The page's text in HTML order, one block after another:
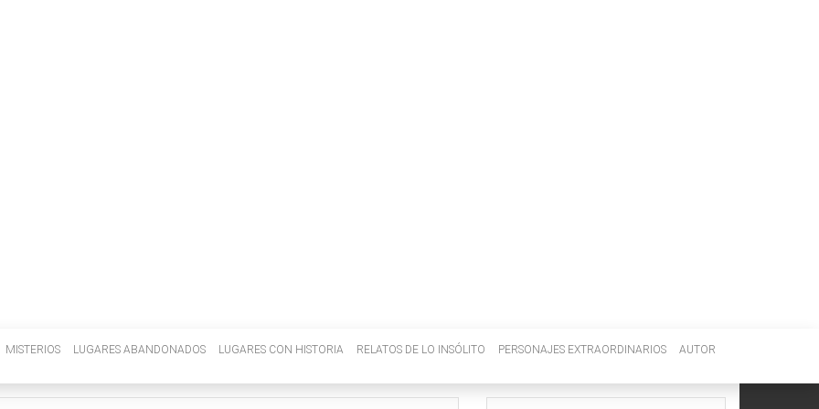
MISTERIOS LUGARES ABANDONADOS LUGARES CON HISTORIA RELATOS DE LO INSÓLITO PERSONAJES EXTRAORDINARIOS AUTOR